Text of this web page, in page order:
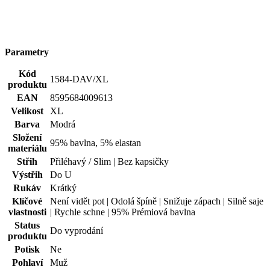
Parametry
Kód
produktu
1584-DAV/XL
EAN
8595684009613
Velikost
XL
Barva
Modrá
Složení
materiálu
95% bavlna, 5% elastan
Střih
Přiléhavý / Slim | Bez kapsičky
Výstřih
Do U
Rukáv
Krátký
Klíčové
vlastnosti
Není vidět pot | Odolá špíně | Snižuje zápach | Silně saje
| Rychle schne | 95% Prémiová bavlna
Status
produktu
Do vyprodání
Potisk
Ne
Pohlaví
Muž